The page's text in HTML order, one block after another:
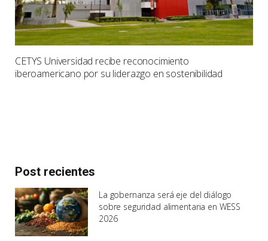
CETYS Universidad recibe reconocimiento
iberoamericano por su liderazgo en sostenibilidad
Post recientes
La gobernanza será eje del diálogo
sobre seguridad alimentaria en WESS
2026